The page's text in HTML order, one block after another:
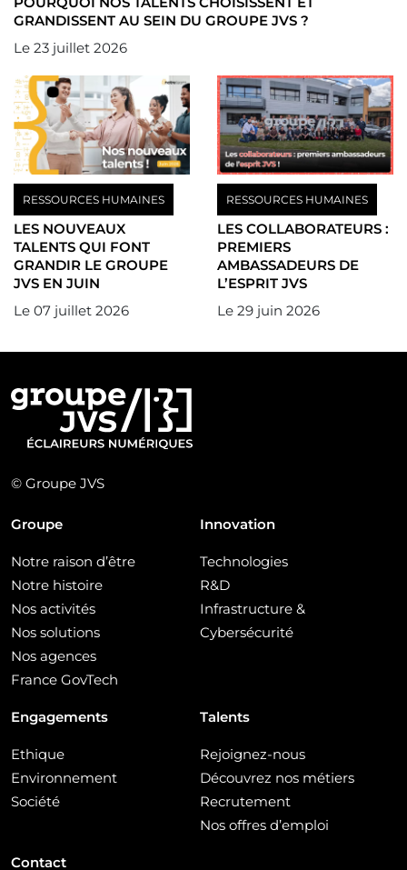
GRANDISSENT AU SEIN DU GROUPE JVS ?
Le 23 juillet 2026
RESSOURCES HUMAINES
LES NOUVEAUX
TALENTS QUI FONT
GRANDIR LE GROUPE
JVS EN JUIN
Le 07 juillet 2026
RESSOURCES HUMAINES
LES COLLABORATEURS :
PREMIERS
AMBASSADEURS DE
L’ESPRIT JVS
Le 29 juin 2026
© Groupe JVS
Groupe
Notre raison d’être
Notre histoire
Nos activités
Nos solutions
Nos agences
France GovTech
Innovation
Technologies
R&D
Infrastructure &
Cybersécurité
Engagements
Ethique
Environnement
Société
Talents
Rejoignez-nous
Découvrez nos métiers
Recrutement
Nos offres d’emploi
Contact